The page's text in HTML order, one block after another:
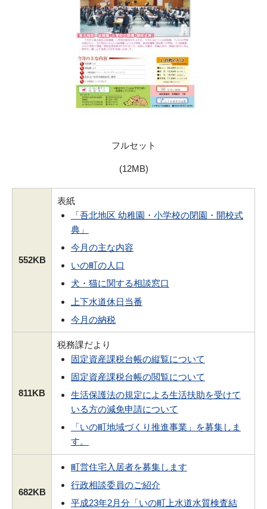
フルセット
(12MB)
552KB
表紙
「吾北地区 幼稚園・小学校の閉園・開校式
典」
今月の主な内容
いの町の人口
犬・猫に関する相談窓口
上下水道休日当番
今月の納税
811KB
税務課だより
固定資産課税台帳の縦覧について
固定資産課税台帳の閲覧について
生活保護法の規定による生活扶助を受けて
いる方の減免申請について
「いの町地域づくり推進事業」を募集しま
す。
682KB
町営住宅入居者を募集します
行政相談委員のご紹介
平成23年2月分「いの町上水道水質検査結